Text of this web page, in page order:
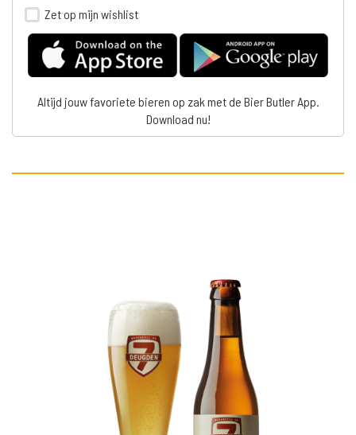
Zet op mijn wishlist
Altijd jouw favoriete bieren op zak met de Bier Butler App.
Download nu!